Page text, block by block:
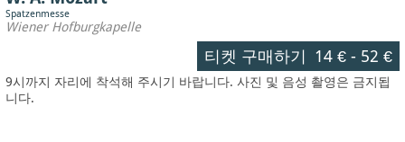
Spatzenmesse
Wiener Hofburgkapelle
티켓 구매하기 14 €- 52 €
9시까지 자리에 착석해 주시기 바랍니다. 사진 및 음성 촬영은 금지됩
니다.